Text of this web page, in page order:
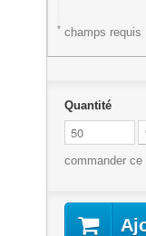
* champs requis
Quantité
commander ce